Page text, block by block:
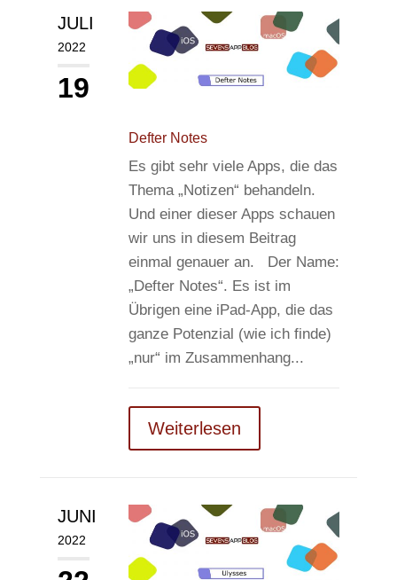
JULI
2022
19
Defter Notes
Es gibt sehr viele Apps, die das
Thema „Notizen“ behandeln.
Und einer dieser Apps schauen
wir uns in diesem Beitrag
einmal genauer an. Der Name:
„Defter Notes“. Es ist im
Übrigen eine iPad-App, die das
ganze Potenzial (wie ich finde)
„nur“ im Zusammenhang...
Weiterlesen
JUNI
2022